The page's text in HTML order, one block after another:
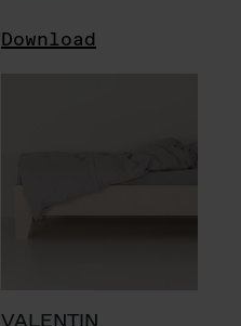
Download
VALENTIN